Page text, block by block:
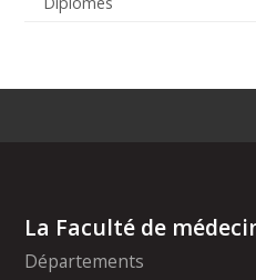
La Faculté de
Départements